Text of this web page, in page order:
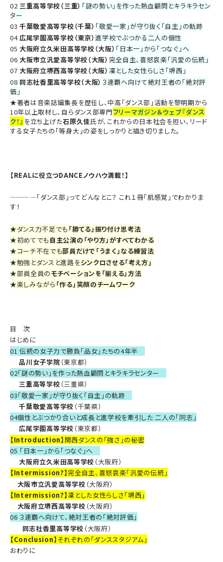
02三重高等学校（三重） 「謎の勢い」を作った熱血顧問とキラキラセン
ター
03千葉敬愛高等学校（千葉） 「敬愛一家」が守り抜く「自主」の軌跡
04 広尾学園高等学校（東京）進学校でぶつかる二人の個性
05 大阪府立久米田高等学校（大阪） 「日本一」から「つなぐ」へ
06 大阪市立汎愛高等学校（大阪） 完全自主、喜怒哀楽「汎愛の伝統」
07 大阪府立堺西高等学校（大阪） 凜とした女性らしさ「堺西」
08 同志社香里高等学校（大阪） ３連覇へ向けて絶対王者の「絶対評
価」
★著者は音楽誌編集長を歴任し、中高「ダンス部」活動を黎明期から
10年以上取材し、自らダンス部専門フリーマガジン＆ウェブ『ダンス
ク！』 を立ち上げた石原久佳氏が、これからの日本社会を担い、リード
する女子たちの「等身大」の姿をしっかりと描き切りました。
【REALに役立つDANCEノウハウ満載！】
————「ダンス部」ってどんなとこ？ これ１冊「肌感覚」でわかりま
す！
★ダンス力不足でも 「勝てる」振り付け思考法
★初めてでも 自主公演の「やり方」がすべてわかる
★コーチ不在でも部員だけで「うまく」なる練習法
★勉強とダンスと進路をシンクロさせる「考え方」
★部員全員のモチベーションを「揃える」方法
★楽しみながら 「作る」笑顔のチームワーク
目 次
はじめに
01 伝統の女子力で勝負「品女」たちの4年半
品川女子学院 （東京都）
02「謎の勢い」を作った熱血顧問とキラキラセンター
三重高等学校 （三重県）
03「敬愛一家」が守り抜く「自主」の軌跡
千葉敬愛高等学校 （千葉県）
04個性とぶつかり合いと成長と進学校を牽引した 二人の「同志」
広尾学園高等学校 （東京都）
【Introduction】関西ダンスの「強さ」の秘密
05 「日本一」から「つなぐ」へ
大阪府立久米田高等学校 （大阪府）
【Intermission?】完全自主、喜怒哀楽「汎愛の伝統」
大阪市立汎愛高等学校 （大阪府）
【Intermission?】凜とした女性らしさ「堺西」
大阪府立堺西高等学校 （大阪府）
06 ３連覇へ向けて、絶対王者の「絶対評価」
同志社香里高等学校 （大阪府）
【Conclusion】それぞれの「ダンススタジアム」
おわりに